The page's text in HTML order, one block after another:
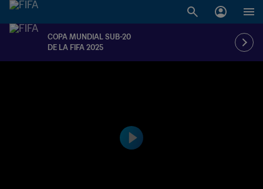
COPA MUNDIAL SUB-20
DE LA FIFA 2025